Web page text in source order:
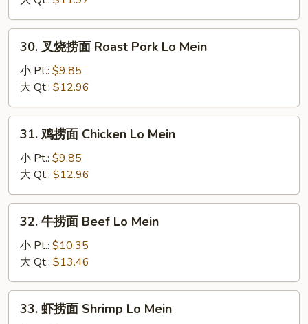
Vegetable
Lo
Mein
30.
面
Roast
Pork
Mein
30. 叉烧捞面 Roast Pork Lo Mein
小 Pt.: $9.85
大 Qt.: $12.96
31.
Chicken
Lo
Mein
31. 鸡捞面 Chicken Lo Mein
小 Pt.: $9.85
大 Qt.: $12.96
32.
Beef
Lo
Mein
32. 牛捞面 Beef Lo Mein
小 Pt.: $10.35
大 Qt.: $13.46
33.
33. 虾捞面 Shrimp Lo Mein